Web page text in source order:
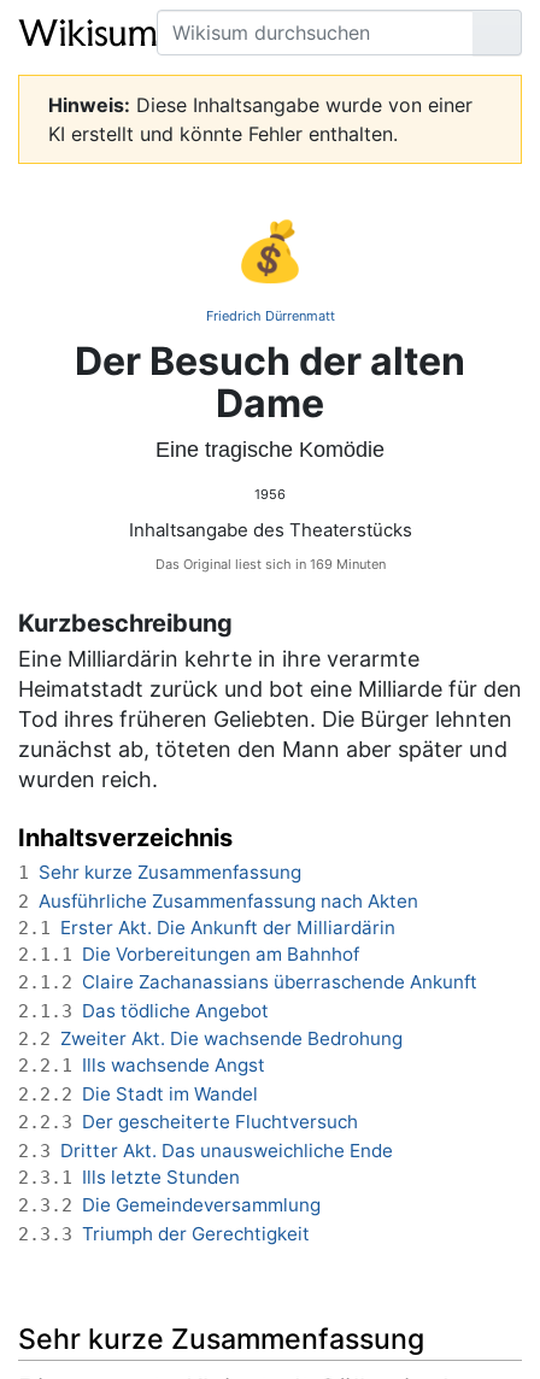
Suche
Seite
Hinweis: Diese Inhaltsangabe wurde von einer
KI erstellt und könnte Fehler enthalten.
💰
Friedrich Dürrenmatt
Der Besuch der alten
Dame
Eine tragische Komödie
1956
Inhaltsangabe des Theaterstücks
Das Original liest sich in 169 Minuten
Kurzbeschreibung
Eine Milliardärin kehrte in ihre verarmte
Heimatstadt zurück und bot eine Milliarde für den
Tod ihres früheren Geliebten. Die Bürger lehnten
zunächst ab, töteten den Mann aber später und
wurden reich.
Inhaltsverzeichnis
1 Sehr kurze Zusammenfassung
2 Ausführliche Zusammenfassung nach Akten
2.1 Erster Akt. Die Ankunft der Milliardärin
2.1.1 Die Vorbereitungen am Bahnhof
2.1.2 Claire Zachanassians überraschende Ankunft
2.1.3 Das tödliche Angebot
2.2 Zweiter Akt. Die wachsende Bedrohung
2.2.1 Ills wachsende Angst
2.2.2 Die Stadt im Wandel
2.2.3 Der gescheiterte Fluchtversuch
2.3 Dritter Akt. Das unausweichliche Ende
2.3.1 Ills letzte Stunden
2.3.2 Die Gemeindeversammlung
2.3.3 Triumph der Gerechtigkeit
Sehr kurze Zusammenfassung